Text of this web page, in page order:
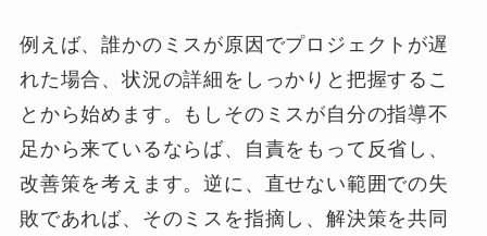
例えば、誰かのミスが原因でプロジェクトが遅
れた場合、状況の詳細をしっかりと把握するこ
とから始めます。もしそのミスが自分の指導不
足から来ているならば、自責をもって反省し、
改善策を考えます。逆に、直せない範囲での失
敗であれば、そのミスを指摘し、解決策を共同